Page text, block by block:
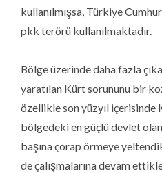
kullanılmışsa, Türkiye
pkk terörü kullanılmaktadır.
Bölge üzerinde daha fazla
yaratılan Kürt sorununu bir
özellikle son yüzyıl
bölgedeki en güçlü devlet
başına çorap örmeye
de çalışmalarına devam